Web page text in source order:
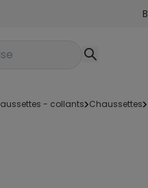
- collants chaussettes